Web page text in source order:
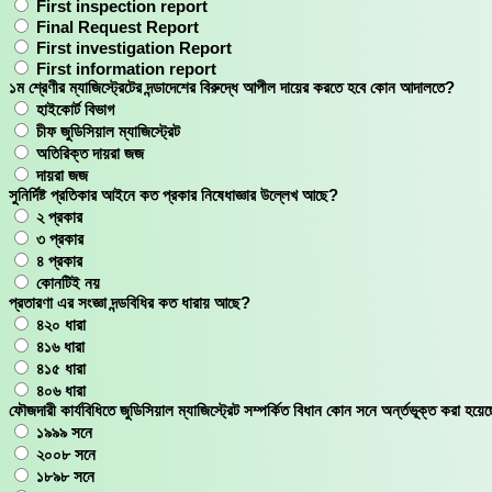
First inspection report
Final Request Report
First investigation Report
First information report
১ম শ্রেণীর ম্যাজিস্ট্রেটের দন্ডাদেশের বিরুদ্ধে আপীল দায়ের করতে হবে কোন আদালতে?
হাইকোর্ট বিভাগ
চীফ জুডিসিয়াল ম্যাজিস্ট্রেট
অতিরিক্ত দায়রা জজ
দায়রা জজ
সুনির্দিষ্ট প্রতিকার আইনে কত প্রকার নিষেধাজ্ঞার উল্লেখ আছে?
২ প্রকার
৩ প্রকার
৪ প্রকার
কোনটিই নয়
প্রতারণা এর সংজ্ঞা দন্ডবিধির কত ধারায় আছে?
৪২০ ধারা
৪১৬ ধারা
৪১৫ ধারা
৪০৬ ধারা
ফৌজদারী কার্যবিধিতে জুডিসিয়াল ম্যাজিস্ট্রেট সম্পর্কিত বিধান কোন সনে অর্ন্তভূক্ত করা
১৯৯৯ সনে
২০০৮ সনে
১৮৯৮ সনে